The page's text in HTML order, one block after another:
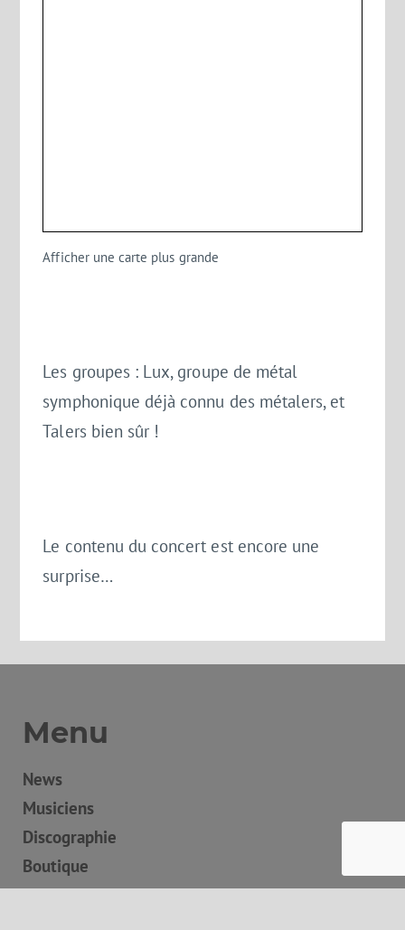
Afficher une carte plus grande
Les groupes : Lux, groupe de métal
symphonique déjà connu des métalers, et
Talers bien sûr !
Le contenu du concert est encore une
surprise…
Menu
News
Musiciens
Discographie
Boutique
Concerts